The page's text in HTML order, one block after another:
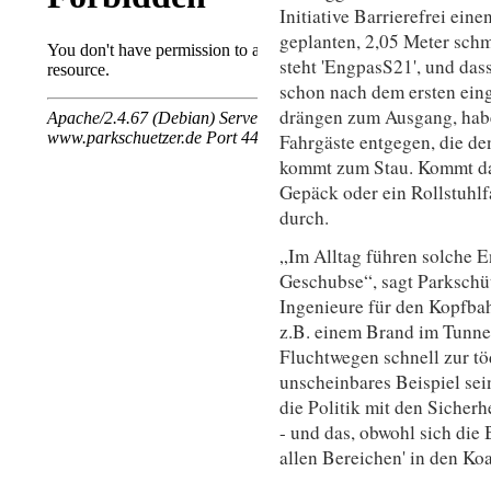
Initiative Barrierefrei
geplanten, 2,05 Meter
steht 'EngpasS21', und
schon nach dem ersten
drängen zum Ausgang,
Fahrgäste entgegen, die
kommt zum Stau. Kommt
Gepäck oder ein
durch.
„Im Alltag führen solche
Geschubse“, sagt
Ingenieure für den
z.B. einem Brand im
Fluchtwegen schnell zur
unscheinbares Beispiel
die Politik mit den
- und das, obwohl sich
allen Bereichen' in den